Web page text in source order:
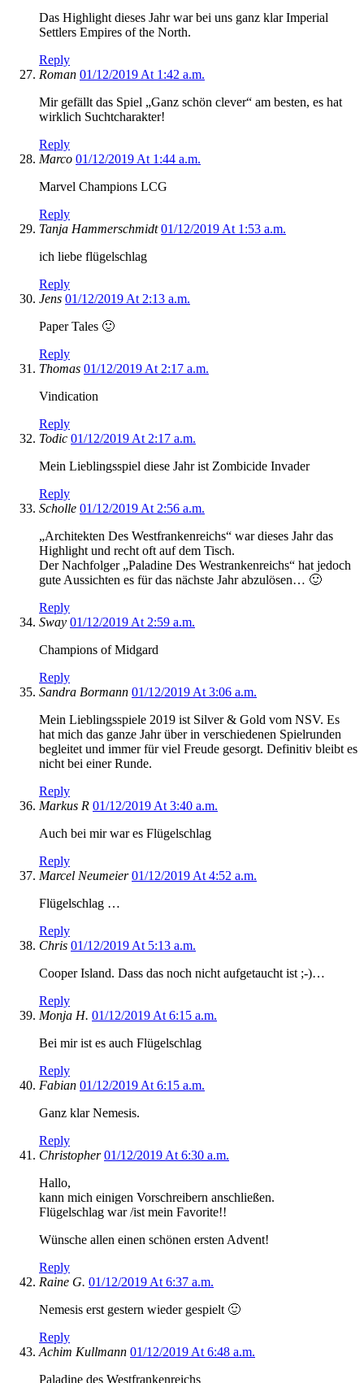
Das Highlight dieses Jahr war bei uns ganz klar Imperial
Settlers Empires of the North.
Reply
Roman 01/12/2019 At 1:42 a.m.
Mir gefällt das Spiel „Ganz schön clever“ am besten, es hat
wirklich Suchtcharakter!
Reply
Marco 01/12/2019 At 1:44 a.m.
Marvel Champions LCG
Reply
Tanja Hammerschmidt 01/12/2019 At 1:53 a.m.
ich liebe flügelschlag
Reply
Jens 01/12/2019 At 2:13 a.m.
Paper Tales 🙂
Reply
Thomas 01/12/2019 At 2:17 a.m.
Vindication
Reply
Todic 01/12/2019 At 2:17 a.m.
Mein Lieblingsspiel diese Jahr ist Zombicide Invader
Reply
Scholle 01/12/2019 At 2:56 a.m.
„Architekten Des Westfrankenreichs“ war dieses Jahr das
Highlight und recht oft auf dem Tisch.
Der Nachfolger „Paladine Des Westrankenreichs“ hat jedoch
gute Aussichten es für das nächste Jahr abzulösen… 🙂
Reply
Sway 01/12/2019 At 2:59 a.m.
Champions of Midgard
Reply
Sandra Bormann 01/12/2019 At 3:06 a.m.
Mein Lieblingsspiele 2019 ist Silver & Gold vom NSV. Es
hat mich das ganze Jahr über in verschiedenen Spielrunden
begleitet und immer für viel Freude gesorgt. Definitiv bleibt es
nicht bei einer Runde.
Reply
Markus R 01/12/2019 At 3:40 a.m.
Auch bei mir war es Flügelschlag
Reply
Marcel Neumeier 01/12/2019 At 4:52 a.m.
Flügelschlag …
Reply
Chris 01/12/2019 At 5:13 a.m.
Cooper Island. Dass das noch nicht aufgetaucht ist ;-)…
Reply
Monja H. 01/12/2019 At 6:15 a.m.
Bei mir ist es auch Flügelschlag
Reply
Fabian 01/12/2019 At 6:15 a.m.
Ganz klar Nemesis.
Reply
Christopher 01/12/2019 At 6:30 a.m.
Hallo,
kann mich einigen Vorschreibern anschließen.
Flügelschlag war /ist mein Favorite!!
Wünsche allen einen schönen ersten Advent!
Reply
Raine G. 01/12/2019 At 6:37 a.m.
Nemesis erst gestern wieder gespielt 🙂
Reply
Achim Kullmann 01/12/2019 At 6:48 a.m.
Paladine des Westfrankenreichs